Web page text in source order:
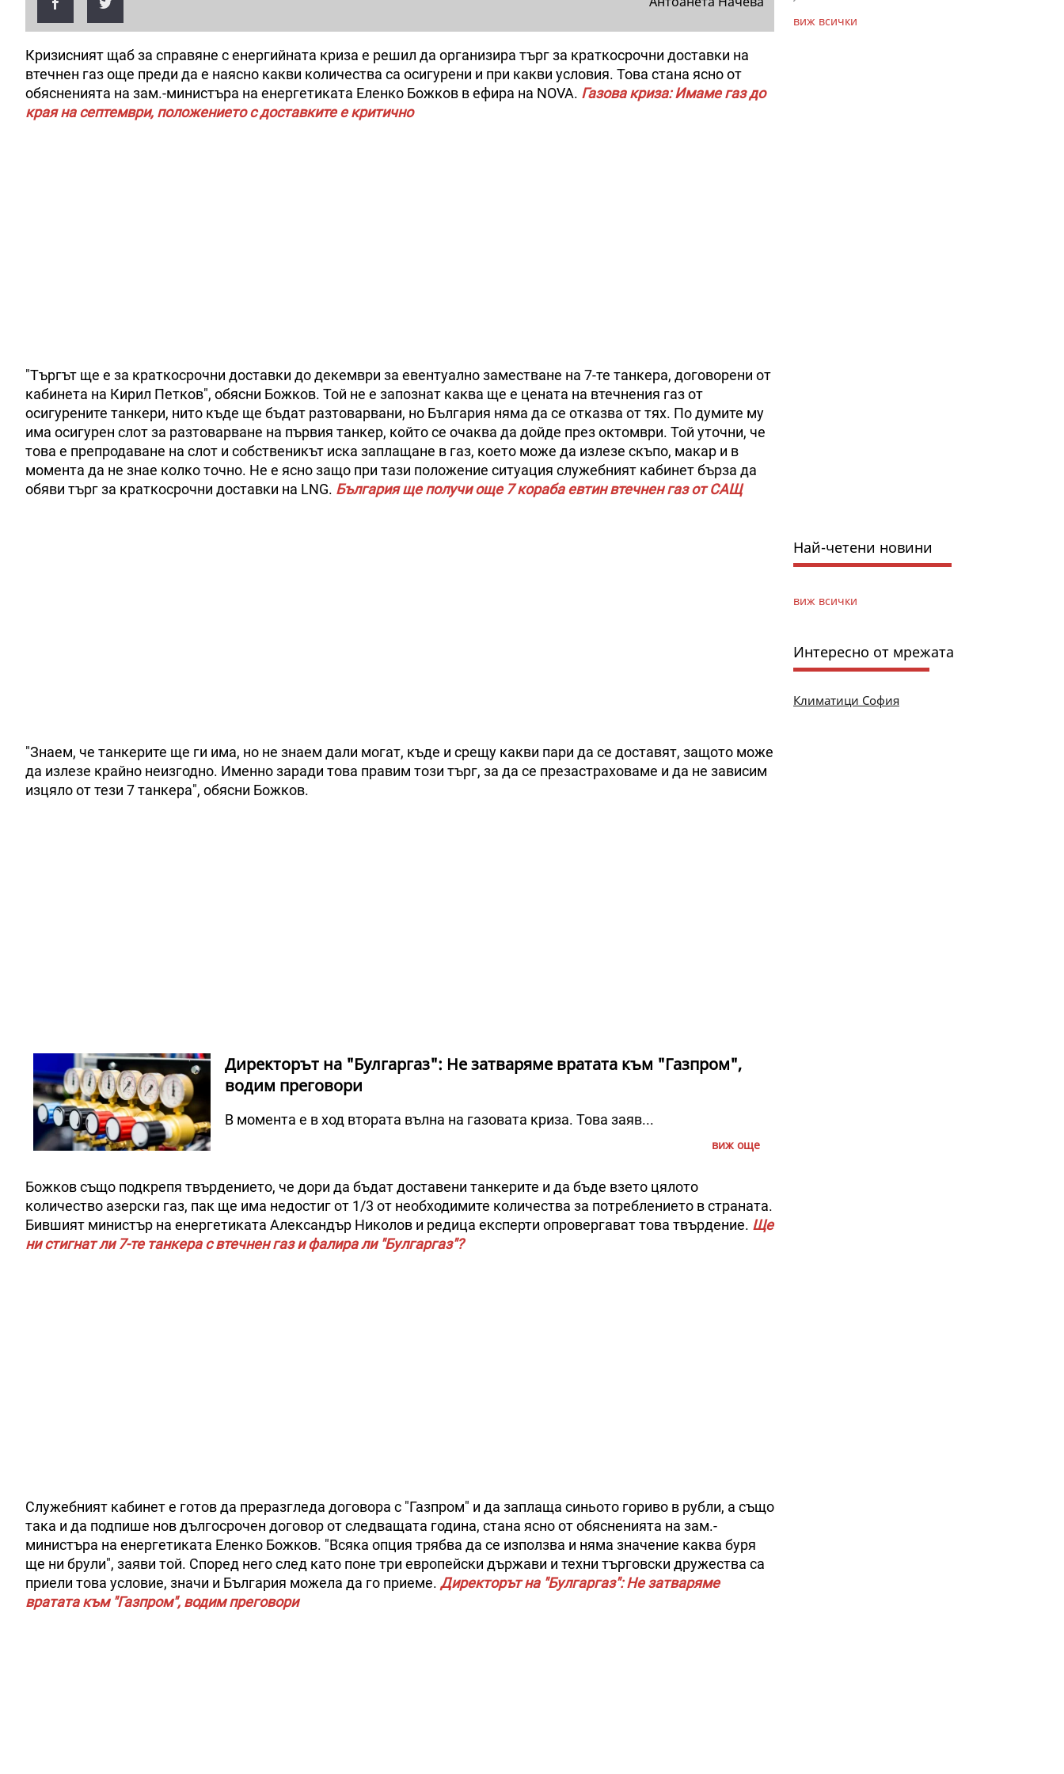
Кризисният щаб за справяне с енергийната криза е решил да организира търг за краткосрочни доставки на
втечнен газ още преди да е наясно какви количества са осигурени и при какви условия. Това стана ясно от
обясненията на зам.-министъра на енергетиката Еленко Божков в ефира на NOVA. Газова криза: Имаме газ до
края на септември, положението с доставките е критично
"Търгът ще е за краткосрочни доставки до декември за евентуално заместване на 7-те танкера, договорени от
кабинета на Кирил Петков", обясни Божков. Той не е запознат каква ще е цената на втечнения газ от
осигурените танкери, нито къде ще бъдат разтоварвани, но България няма да се отказва от тях. По думите му
има осигурен слот за разтоварване на първия танкер, който се очаква да дойде през октомври. Той уточни, че
това е препродаване на слот и собственикът иска заплащане в газ, което може да излезе скъпо, макар и в
момента да не знае колко точно. Не е ясно защо при тази положение ситуация служебният кабинет бърза да
обяви търг за краткосрочни доставки на LNG. България ще получи още 7 кораба евтин втечнен газ от САЩ
"Знаем, че танкерите ще ги има, но не знаем дали могат, къде и срещу какви пари да се доставят, защото може
да излезе крайно неизгодно. Именно заради това правим този търг, за да се презастраховаме и да не зависим
изцяло от тези 7 танкера", обясни Божков.
Директорът на "Булгаргаз": Не затваряме вратата към "Газпром",
водим преговори
В момента е в ход втората вълна на газовата криза. Това заяв...
виж още
Божков също подкрепя твърдението, че дори да бъдат доставени танкерите и да бъде взето цялото
количество азерски газ, пак ще има недостиг от 1/3 от необходимите количества за потреблението в страната.
Бившият министър на енергетиката Александър Николов и редица експерти опровергават това твърдение. Ще
ни стигнат ли 7-те танкера с втечнен газ и фалира ли "Булгаргаз"?
Служебният кабинет е готов да преразгледа договора с "Газпром" и да заплаща синьото гориво в рубли, а също
така и да подпише нов дългосрочен договор от следващата година, стана ясно от обясненията на зам.-
министъра на енергетиката Еленко Божков. "Всяка опция трябва да се използва и няма значение каква буря
ще ни брули", заяви той. Според него след като поне три европейски държави и техни търговски дружества са
приели това условие, значи и България можела да го приеме. Директорът на "Булгаргаз": Не затваряме
вратата към "Газпром", водим преговори
виж всички
Най-четени новини
виж всички
Интересно от мрежата
Климатици София